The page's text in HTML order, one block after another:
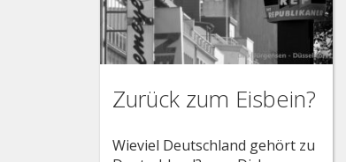
Zurück zum Eisbein?
Wieviel Deutschland gehört zu